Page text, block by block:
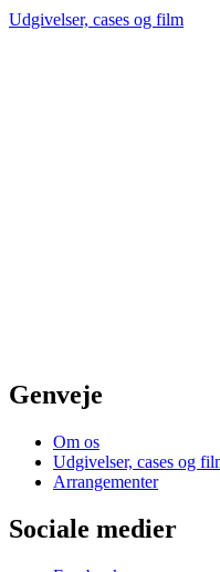
Udgivelser, cases og film
Genveje
Om os
Udgivelser, cases og
Arrangementer
Sociale medier